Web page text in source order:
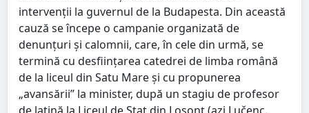
intervenţii la guvernul de la Budapesta. Din această
cauză se începe o campanie organizată de
denunţuri şi calomnii, care, în cele din urmă, se
termină cu desfiinţarea catedrei de limba română
de la liceul din Satu Mare şi cu propunerea
„avansării” la minister, după un stagiu de profesor